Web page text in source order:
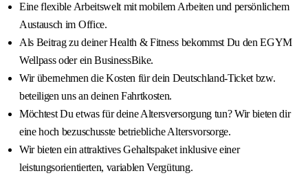
Eine flexible Arbeitswelt mit mobilem Arbeiten und persönlichem
Austausch im Office.
Als Beitrag zu deiner Health & Fitness bekommst Du den EGYM
Wellpass oder ein BusinessBike.
Wir übernehmen die Kosten für dein Deutschland-Ticket bzw.
beteiligen uns an deinen Fahrtkosten.
Möchtest Du etwas für deine Altersversorgung tun? Wir bieten dir
eine hoch bezuschusste betriebliche Altersvorsorge.
Wir bieten ein attraktives Gehaltspaket inklusive einer
leistungsorientierten, variablen Vergütung.